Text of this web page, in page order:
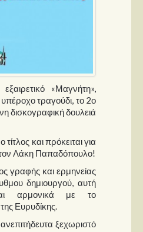
«Μαγνήτη»,
τραγούδι, το 2ο
δισκογραφική δουλειά
και πρόκειται για
Λάκη Παπαδόπουλο!
γραφής και ερμηνείας
δημιουργού, αυτή
αρμονικά με το
Ευρυδίκης.
ξεχωριστό